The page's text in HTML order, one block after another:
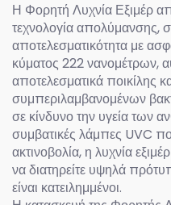
Η Φορητή Λυχνία Εξιμέρ
τεχνολογία απολύμανσης,
αποτελεσματικότητα με
κύματος 222 νανομέτρων,
αποτελεσματικά ποικίλης
συμπεριλαμβανομένων
σε κίνδυνο την υγεία των
συμβατικές λάμπες UVC
ακτινοβολία, η λυχνία
να διατηρείτε υψηλά
είναι κατειλημμένοι.